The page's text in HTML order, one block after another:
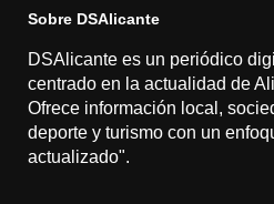
Sobre DSAlicante
DSAlicante es un periódico
centrado en la actualidad de
Ofrece información local,
deporte y turismo con un
actualizado".